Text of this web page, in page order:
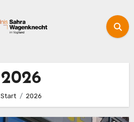
2026
Start 2026